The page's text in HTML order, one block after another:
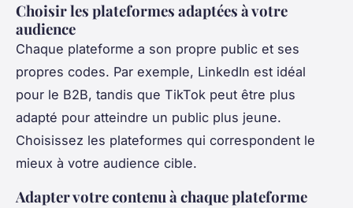
Choisir les plateformes adaptées à votre
audience
Chaque plateforme a son propre public et ses
propres codes. Par exemple, LinkedIn est idéal
pour le B2B, tandis que TikTok peut être plus
adapté pour atteindre un public plus jeune.
Choisissez les plateformes qui correspondent le
mieux à votre audience cible.
Adapter votre contenu à chaque plateforme